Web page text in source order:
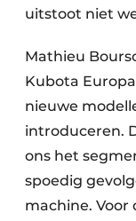
uitstoot niet
Mathieu
Kubota
nieuwe
introduceren.
ons het
spoedig
machine. Voor